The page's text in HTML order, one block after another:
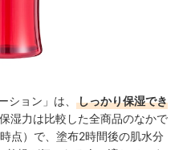
ション」は、
しっかり保湿でき
湿力は比較した全商品のなかで
点）で、塗布2時間後の肌水分